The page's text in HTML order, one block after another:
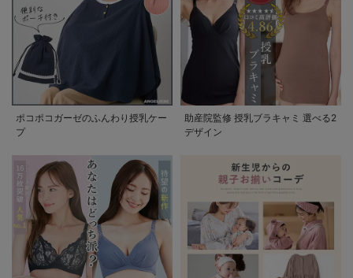
ポコポコガーゼのふんわり授乳ケー
プ
助産院監修 授乳ブラキャミ 選べる2
デザイン